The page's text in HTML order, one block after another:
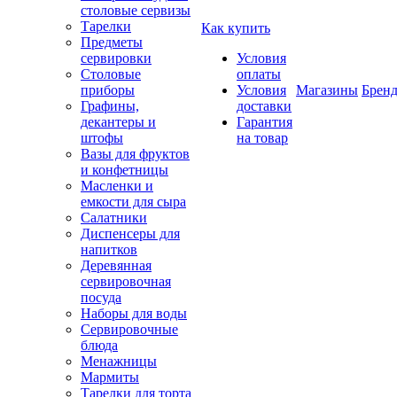
столовые сервизы
Тарелки
Предметы
сервировки
Столовые
приборы
Графины,
декантеры и
штофы
Вазы для фруктов
и конфетницы
Масленки и
емкости для сыра
Салатники
Диспенсеры для
напитков
Деревянная
сервировочная
посуда
Наборы для воды
Сервировочные
блюда
Менажницы
Мармиты
Тарелки для торта
Как купить
Условия
оплаты
Условия
доставки
Гарантия
на товар
Магазины